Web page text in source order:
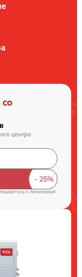
со
центра
cполитикой